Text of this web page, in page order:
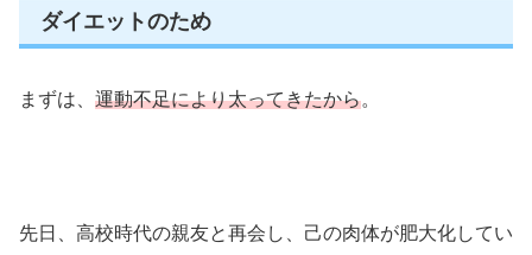
ダイエットのため
まずは、 運動不足により太ってきたから。
先日、高校時代の親友と再会し、己の肉体が肥大化してい